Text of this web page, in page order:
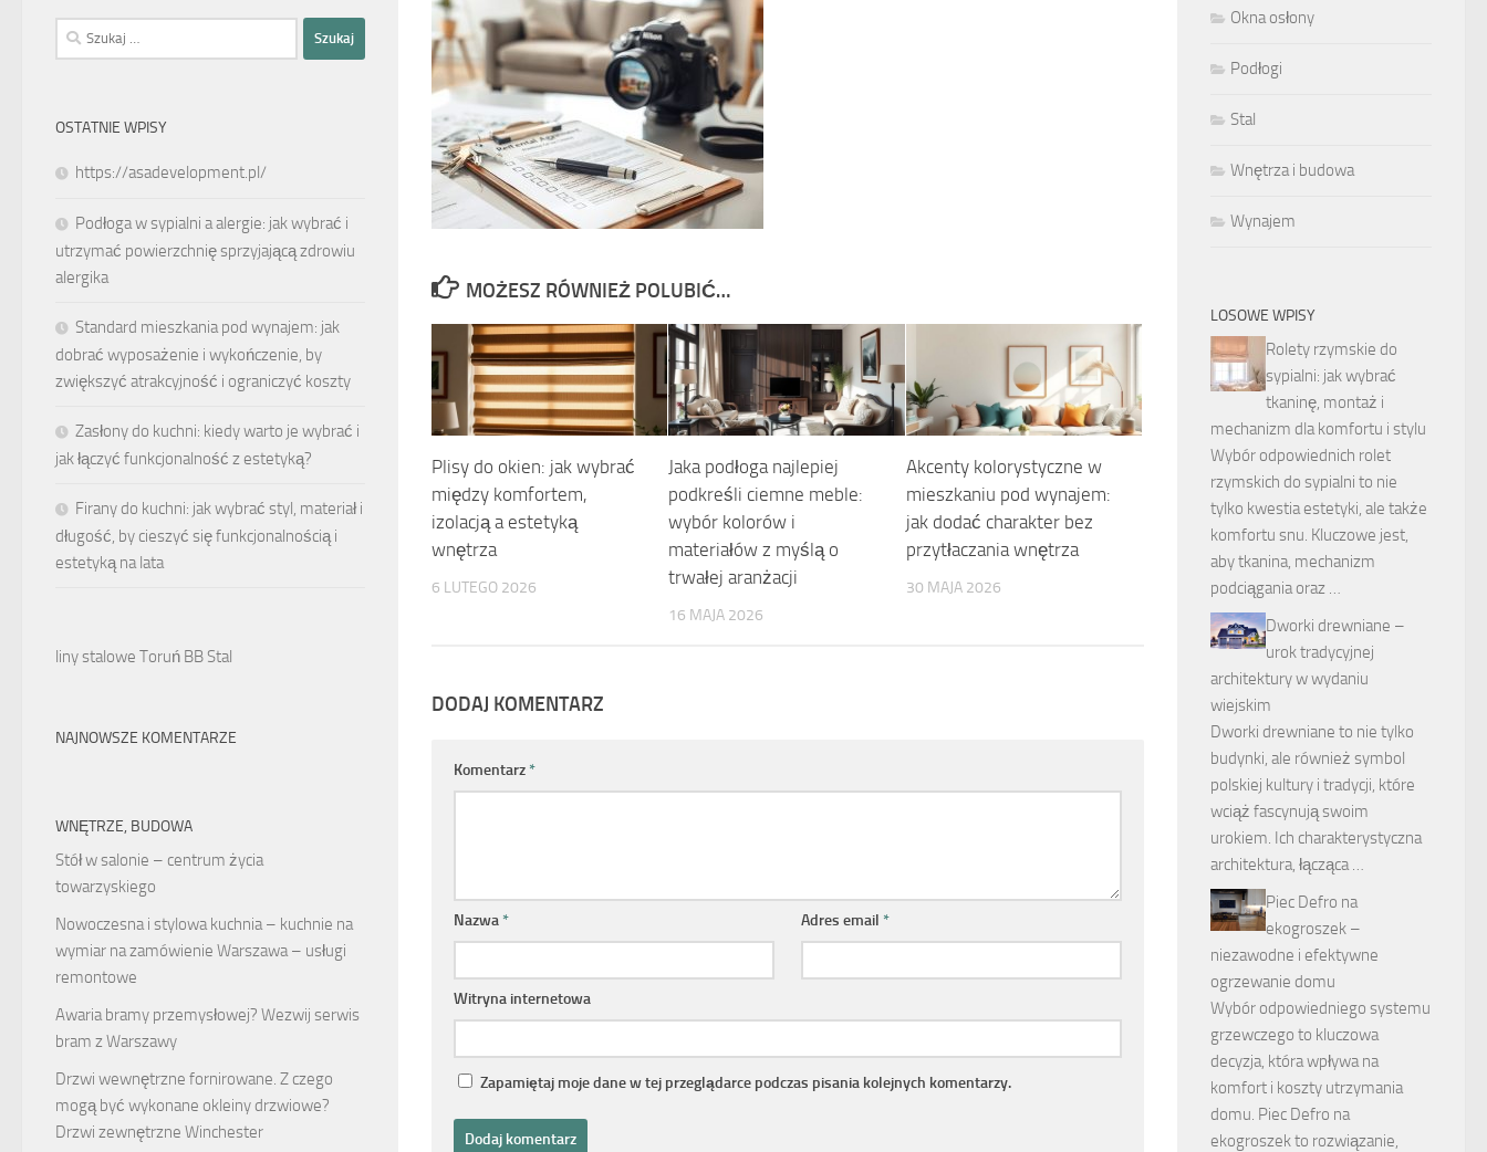
MOŻESZ RÓWNIEŻ POLUBIĆ…
Plisy do okien: jak wybrać
między komfortem,
izolacją a estetyką
wnętrza
6 LUTEGO 2026
Jaka podłoga najlepiej
podkreśli ciemne meble:
wybór kolorów i
materiałów z myślą o
trwałej aranżacji
16 MAJA 2026
Akcenty kolorystyczne w
mieszkaniu pod wynajem:
jak dodać charakter bez
przytłaczania wnętrza
30 MAJA 2026
DODAJ KOMENTARZ
Komentarz *
Nazwa * Adres email *
Witryna internetowa
Zapamiętaj moje dane w tej przeglądarce podczas pisania kolejnych komentarzy.
Szukaj:
OSTATNIE WPISY
https://asadevelopment.pl/
Podłoga w sypialni a alergie: jak wybrać i
utrzymać powierzchnię sprzyjającą zdrowiu
alergika
Standard mieszkania pod wynajem: jak
dobrać wyposażenie i wykończenie, by
zwiększyć atrakcyjność i ograniczyć koszty
Zasłony do kuchni: kiedy warto je wybrać i
jak łączyć funkcjonalność z estetyką?
Firany do kuchni: jak wybrać styl, materiał i
długość, by cieszyć się funkcjonalnością i
estetyką na lata
liny stalowe Toruń BB Stal
NAJNOWSZE KOMENTARZE
WNĘTRZE, BUDOWA
Stół w salonie – centrum życia
towarzyskiego
Nowoczesna i stylowa kuchnia – kuchnie na
wymiar na zamówienie Warszawa – usługi
remontowe
Awaria bramy przemysłowej? Wezwij serwis
bram z Warszawy
Drzwi wewnętrzne fornirowane. Z czego
mogą być wykonane okleiny drzwiowe?
Drzwi zewnętrzne Winchester
Okna osłony
Podłogi
Stal
Wnętrza i budowa
Wynajem
LOSOWE WPISY
Rolety rzymskie do
sypialni: jak wybrać
tkaninę, montaż i
mechanizm dla komfortu i stylu
Wybór odpowiednich rolet
rzymskich do sypialni to nie
tylko kwestia estetyki, ale także
komfortu snu. Kluczowe jest,
aby tkanina, mechanizm
podciągania oraz …
Dworki drewniane –
urok tradycyjnej
architektury w wydaniu
wiejskim
Dworki drewniane to nie tylko
budynki, ale również symbol
polskiej kultury i tradycji, które
wciąż fascynują swoim
urokiem. Ich charakterystyczna
architektura, łącząca …
Piec Defro na
ekogroszek –
niezawodne i efektywne
ogrzewanie domu
Wybór odpowiedniego systemu
grzewczego to kluczowa
decyzja, która wpływa na
komfort i koszty utrzymania
domu. Piec Defro na
ekogroszek to rozwiązanie,